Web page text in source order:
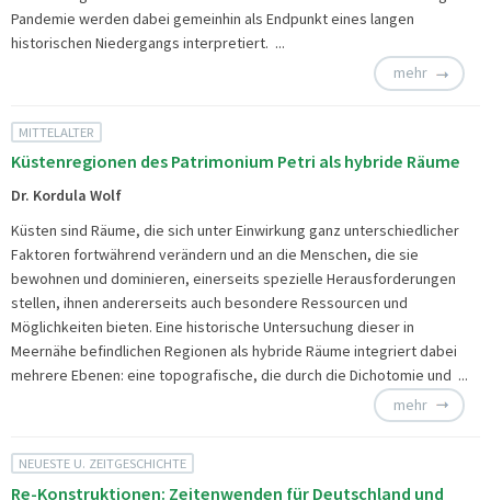
Pandemie werden dabei gemeinhin als Endpunkt eines langen
historischen Niedergangs interpretiert. ...
mehr
MITTELALTER
Küstenregionen des Patrimonium Petri als hybride Räume
Dr. Kordula Wolf
Küsten sind Räume, die sich unter Einwirkung ganz unterschiedlicher
Faktoren fortwährend verändern und an die Menschen, die sie
bewohnen und dominieren, einerseits spezielle Herausforderungen
stellen, ihnen andererseits auch besondere Ressourcen und
Möglichkeiten bieten. Eine historische Untersuchung dieser in
Meernähe befindlichen Regionen als hybride Räume integriert dabei
mehrere Ebenen: eine topografische, die durch die Dichotomie und ...
mehr
NEUESTE U. ZEITGESCHICHTE
Re-Konstruktionen: Zeitenwenden für Deutschland und